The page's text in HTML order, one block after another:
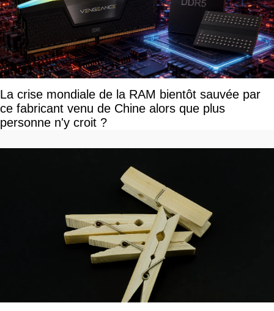
La crise mondiale de la RAM bientôt sauvée par
ce fabricant venu de Chine alors que plus
personne n'y croit ?